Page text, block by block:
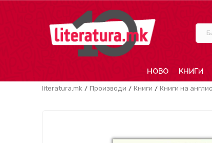
НОВО КНИГИ
literatura.mk Производи Книги Книги на